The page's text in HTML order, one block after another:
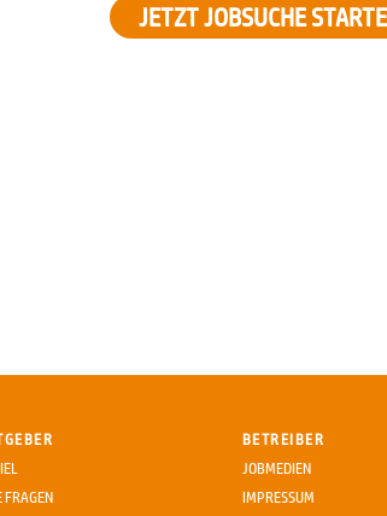
JETZT JOBSUCHE
FRAGEN
BETREIBER
JOBMEDIEN
IMPRESSUM